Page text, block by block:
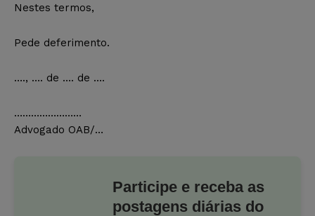
Nestes termos,
Pede deferimento.
…., …. de …. de ….
……………………
Advogado OAB/…
Participe e receba as
postagens diárias do